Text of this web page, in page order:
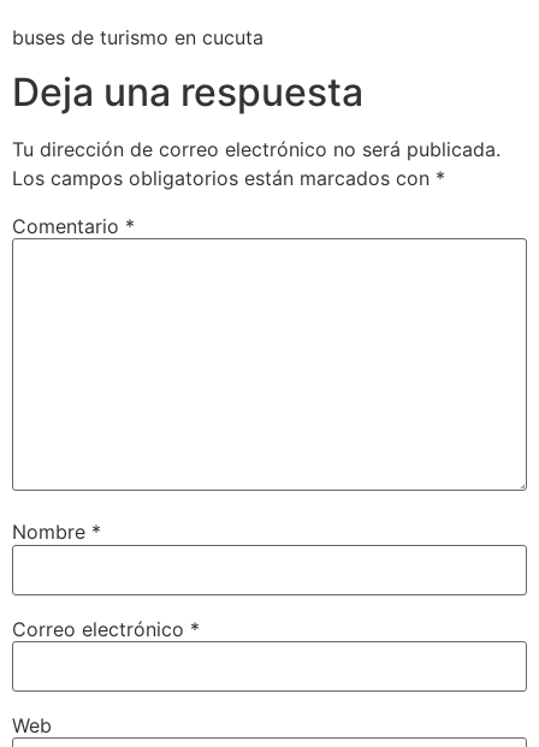
buses de turismo en cucuta
Deja una respuesta
Tu dirección de correo electrónico no será publicada.
Los campos obligatorios están marcados con *
Comentario *
Nombre *
Correo electrónico *
Web